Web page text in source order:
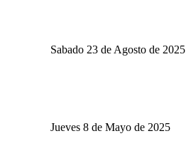
Sabado 23 de Agosto de 2025
Jueves 8 de Mayo de 2025